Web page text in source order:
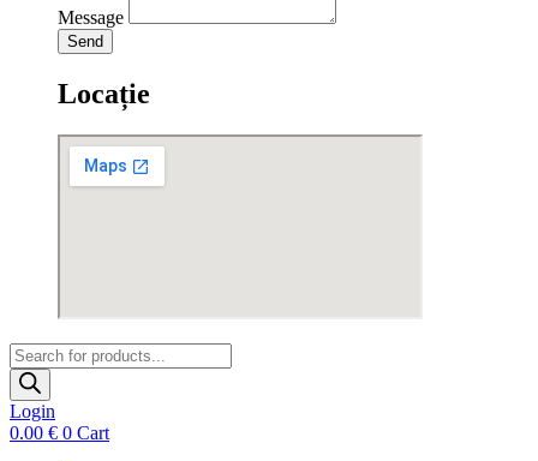
Message
Send
Locație
Products
search
Login
0.00 € 0 Cart